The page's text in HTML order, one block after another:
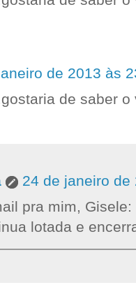
de 2013 às
de saber o
24 de janeiro de
pra mim,
lotada e